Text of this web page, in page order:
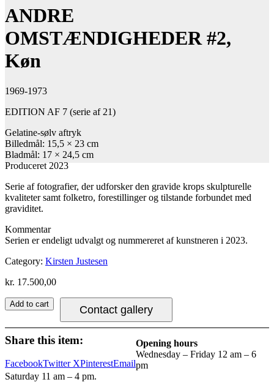
ANDRE
OMSTÆNDIGHEDER #2,
Køn
1969-1973
EDITION AF 7 (serie af 21)
Gelatine-sølv aftryk
Billedmål: 15,5 × 23 cm
Bladmål: 17 × 24,5 cm
Produceret 2023
Serie af fotografier, der udforsker den gravide krops skulpturelle
kvaliteter samt folketro, forestillinger og tilstande forbundet med
graviditet.
Kommentar
Serien er endeligt udvalgt og nummereret af kunstneren i 2023.
Category: Kirsten Justesen
kr. 17.500,00
Add to cart Contact gallery
Share this item:
FacebookTwitter XPinterestEmail
Opening hours
Wednesday – Friday 12 am – 6
pm
Saturday 11 am – 4 pm.